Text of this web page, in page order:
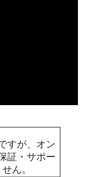
すが、オン
証・サポー
ん。